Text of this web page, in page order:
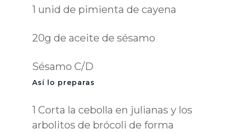
1 unid de pimienta de cayena
20g de aceite de sésamo
Sésamo C/D
Así lo preparas
1 Corta la cebolla en julianas y los
arbolitos de brócoli de forma